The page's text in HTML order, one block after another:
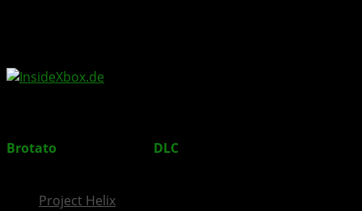
Brotato DLC
Project Helix